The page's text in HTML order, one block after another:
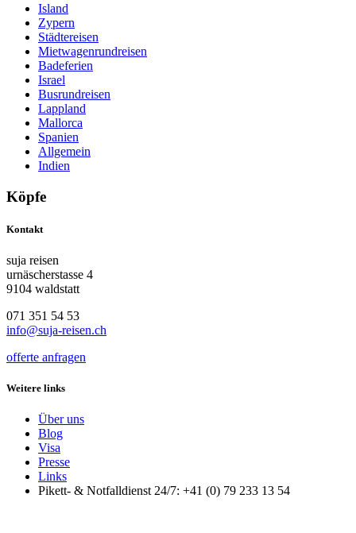
Island
Zypern
Städtereisen
Mietwagenrundreisen
Badeferien
Israel
Busrundreisen
Lappland
Mallorca
Spanien
Allgemein
Indien
Köpfe
Kontakt
suja reisen
urnäscherstasse 4
9104 waldstatt
071 351 54 53
info@suja-reisen.ch
offerte anfragen
Weitere links
Über uns
Blog
Visa
Presse
Links
Pikett- & Notfalldienst 24/7: +41 (0) 79 233 13 54